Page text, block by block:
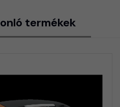
termékek